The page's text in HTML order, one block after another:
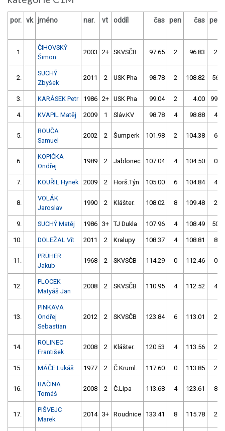
por. vk jméno nar. vt oddíl čas pen čas pen
1.
ČIHOVSKÝ
Šimon
2003 2+ SKVSČB 97.65 2 96.83 2
2.
SUCHÝ
Zbyšek
2011 2 USK Pha 98.78 2 108.82 56
3. KARÁSEK Petr 1986 2+ USK Pha 99.04 2 4.00 999
4. KVAPIL Matěj 2009 1 Sláv.KV 98.78 4 98.88 4
5.
ROUČA
Samuel
2002 2 Šumperk 101.98 2 104.38 6
6.
KOPIČKA
Ondřej
1989 2 Jablonec 107.04 4 104.50 0
7. KOUŘIL Hynek 2009 2 Horš.Týn 105.00 6 104.84 4
8.
VOLÁK
Jaroslav
1990 2 Klášter. 108.02 8 109.48 2
9. SUCHÝ Matěj 1986 3+ TJ Dukla 107.96 4 108.49 50
10. DOLEŽAL Vít 2011 2 Kralupy 108.37 4 108.81 8
11.
PRÜHER
Jakub
1968 2 SKVSČB 114.29 0 112.46 0
12.
PLOCEK
Matyáš Jan
2008 2 SKVSČB 110.95 4 112.52 4
13.
PINKAVA
Ondřej
Sebastian
2012 2 SKVSČB 123.84 6 113.01 2
14.
ROLINEC
František
2008 2 Klášter. 120.53 4 113.56 2
15. MÁČE Lukáš 1977 2 Č.Kruml. 117.60 0 113.85 2
16.
BAČINA
Tomáš
2008 2 Č.Lípa 113.68 4 123.61 8
17.
PIŠVEJC
Marek
2014 3+ Roudnice 133.41 8 115.78 2